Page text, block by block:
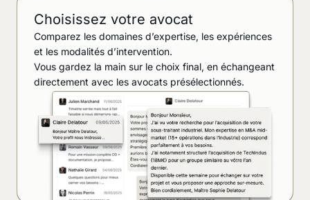
Choisissez votre avocat
Comparez les domaines d’expertise, les expériences
et les modalités d’intervention.
Vous gardez la main sur le choix final, en échangeant
directement avec les avocats présélectionnés.